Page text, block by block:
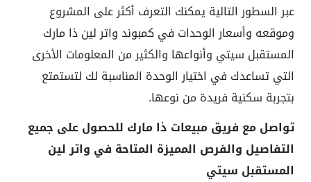
عبر السطور التالية يمكنك التعرف أكثر على المشروع
وموقعه وأسعار الوحدات في كمبوند واتر لين ذا مارك
المستقبل سيتي وأنواعها والكثير من المعلومات الأخرى
التي تساعدك في اختيار الوحدة المناسبة لك لتستمتع
بتجربة سكنية فريدة من نوعها.
تواصل مع فريق مبيعات ذا مارك للحصول على جميع
التفاصيل والفرص المميزة المتاحة في واتر لين
المستقبل سيتي